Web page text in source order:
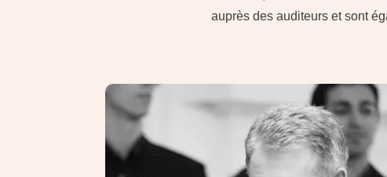
auprès des auditeurs et sont